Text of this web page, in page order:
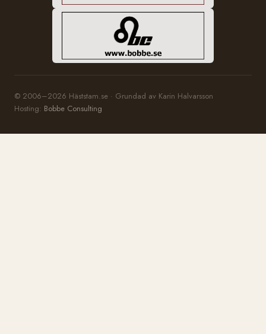
© 2006–2026 Häststam.se · Grundad av Karin Halvarsson
Hosting: Bobbe Consulting